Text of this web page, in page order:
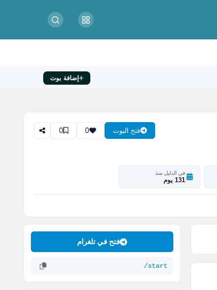
إضافة بوت
فتح البوت 0
0
في الدليل منذ
131 يوم
فتح في تلغرام
/start